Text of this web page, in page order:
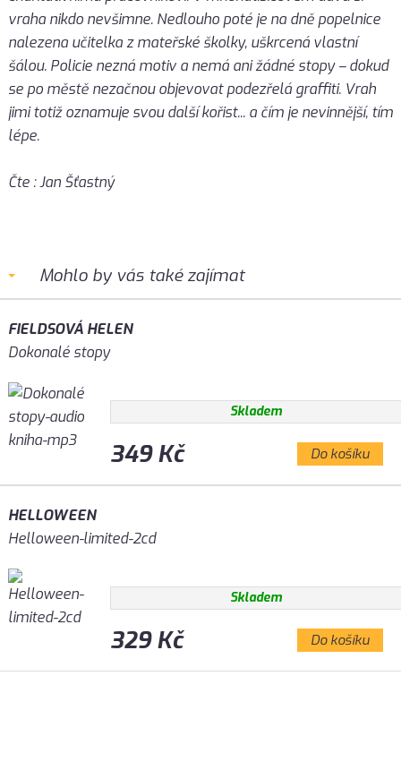
vraha nikdo nevšimne. Nedlouho poté je na dně popelnice
nalezena učitelka z mateřské školky, uškrcená vlastní
šálou. Policie nezná motiv a nemá ani žádné stopy – dokud
se po městě nezačnou objevovat podezřelá graffiti. Vrah
jimi totiž oznamuje svou další kořist... a čím je nevinnější, tím
lépe.
Čte : Jan Šťastný
Mohlo by vás také zajímat
FIELDSOVÁ HELEN
Dokonalé stopy
Skladem
349 Kč Do košíku
HELLOWEEN
Helloween-limited-2cd
Skladem
329 Kč Do košíku